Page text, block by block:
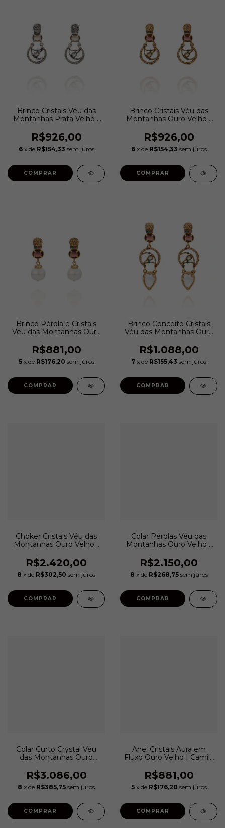
Brinco Cristais Véu das
Montanhas Prata Velho |
R$926,00
6 x de R$154,33 sem juros
COMPRAR
Brinco Cristais Véu das
Montanhas Ouro Velho |
R$926,00
6 x de R$154,33 sem juros
COMPRAR
Brinco Pérola e Cristais
Véu das Montanhas Ouro
R$881,00
5 x de R$176,20 sem juros
COMPRAR
Brinco Conceito Cristais
Véu das Montanhas Ouro
R$1.088,00
7 x de R$155,43 sem juros
COMPRAR
Choker Cristais Véu das
Montanhas Ouro Velho |
R$2.420,00
8 x de R$302,50 sem juros
COMPRAR
Colar Pérolas Véu das
Montanhas Ouro Velho |
R$2.150,00
8 x de R$268,75 sem juros
COMPRAR
Colar Curto Crystal Véu
das Montanhas Ouro
R$3.086,00
8 x de R$385,75 sem juros
COMPRAR
Anel Cristais Aura em
Fluxo Ouro Velho | Camila
R$881,00
5 x de R$176,20 sem juros
COMPRAR